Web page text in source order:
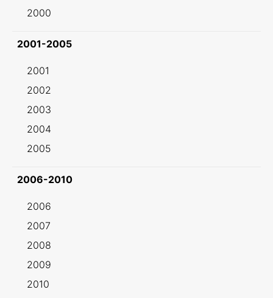
2000
2001-2005
2001
2002
2003
2004
2005
2006-2010
2006
2007
2008
2009
2010